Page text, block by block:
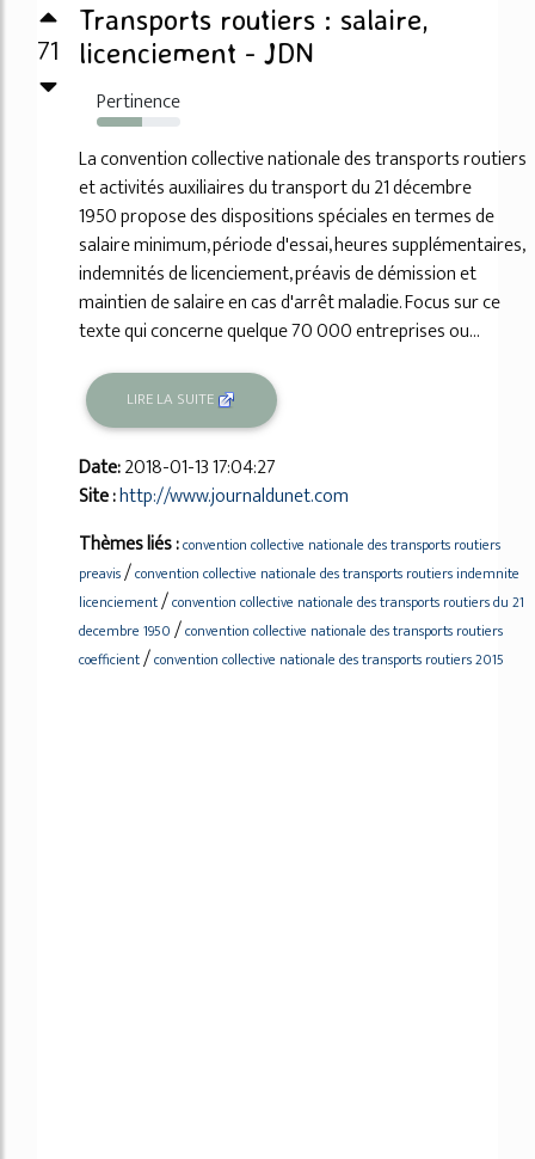
71
Transports routiers : salaire,
licenciement - JDN
Pertinence
54%
La convention collective nationale des transports routiers
et activités auxiliaires du transport du 21 décembre
1950 propose des dispositions spéciales en termes de
salaire minimum, période d'essai, heures supplémentaires,
indemnités de licenciement, préavis de démission et
maintien de salaire en cas d'arrêt maladie. Focus sur ce
texte qui concerne quelque 70 000 entreprises ou...
LIRE LA SUITE
Date:2018-01-13 17:04:27
Site :http://www.journaldunet.com
Thèmes liés :convention collective nationale des transports routiers
preavis/convention collective nationale des transports routiers indemnite
licenciement/convention collective nationale des transports routiers du 21
decembre 1950 /convention collective nationale des transports routiers
coefficient/convention collective nationale des transports routiers 2015